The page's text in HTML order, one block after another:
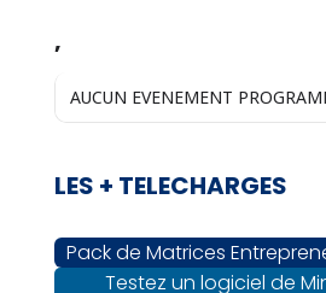
,
AUCUN EVENEMENT
LES + TELECHARGES
Pack de Matrices
Testez un logiciel de